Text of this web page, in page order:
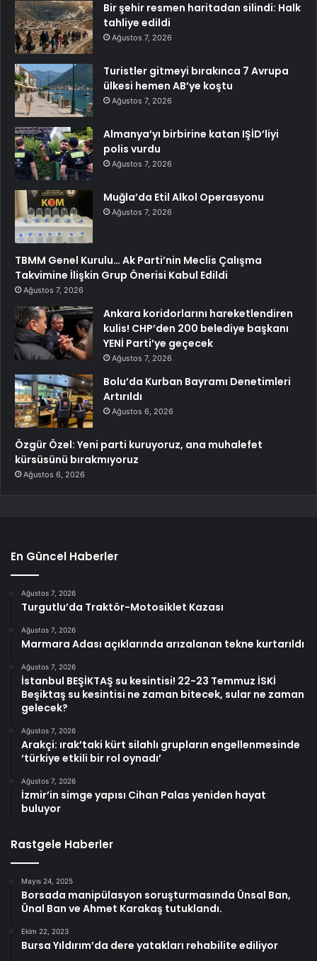
Bir şehir resmen haritadan silindi: Halk
tahliye edildi
Ağustos 7, 2026
Turistler gitmeyi bırakınca 7 Avrupa
ülkesi hemen AB’ye koştu
Ağustos 7, 2026
Almanya’yı birbirine katan IŞİD’liyi
polis vurdu
Ağustos 7, 2026
Muğla’da Etil Alkol Operasyonu
Ağustos 7, 2026
TBMM Genel Kurulu… Ak Parti’nin Meclis Çalışma
Takvimine İlişkin Grup Önerisi Kabul Edildi
Ağustos 7, 2026
Ankara koridorlarını hareketlendiren
kulis! CHP’den 200 belediye başkanı
YENİ Parti’ye geçecek
Ağustos 7, 2026
Bolu’da Kurban Bayramı Denetimleri
Artırıldı
Ağustos 6, 2026
Özgür Özel: Yeni parti kuruyoruz, ana muhalefet
kürsüsünü bırakmıyoruz
Ağustos 6, 2026
En Güncel Haberler
Ağustos 7, 2026
Turgutlu’da Traktör-Motosiklet Kazası
Ağustos 7, 2026
Marmara Adası açıklarında arızalanan tekne kurtarıldı
Ağustos 7, 2026
İstanbul BEŞİKTAŞ su kesintisi! 22-23 Temmuz İSKİ
Beşiktaş su kesintisi ne zaman bitecek, sular ne zaman
gelecek?
Ağustos 7, 2026
Arakçi: ırak’taki kürt silahlı grupların engellenmesinde
‘türkiye etkili bir rol oynadı’
Ağustos 7, 2026
İzmir’in simge yapısı Cihan Palas yeniden hayat
buluyor
Rastgele Haberler
Mayıs 24, 2025
Borsada manipülasyon soruşturmasında Ünsal Ban,
Ünal Ban ve Ahmet Karakaş tutuklandı.
Ekim 22, 2023
Bursa Yıldırım’da dere yatakları rehabilite ediliyor